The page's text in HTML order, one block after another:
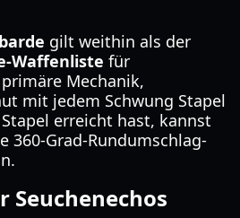
gilt weithin als der
Waffenliste für
Mechanik,
mit jedem Schwung Stapel
erreicht hast, kannst
360-Grad-Rundumschlag-
Seuchenechos